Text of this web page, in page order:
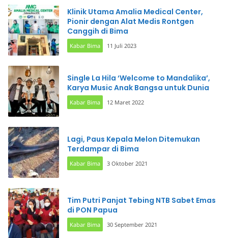
Klinik Utama Amalia Medical Center,
Pionir dengan Alat Medis Rontgen
Canggih di Bima
Kabar Bima 11 Juli 2023
Single La Hila ‘Welcome to Mandalika’,
Karya Music Anak Bangsa untuk Dunia
Kabar Bima 12 Maret 2022
Lagi, Paus Kepala Melon Ditemukan
Terdampar di Bima
Kabar Bima 3 Oktober 2021
Tim Putri Panjat Tebing NTB Sabet Emas
di PON Papua
Kabar Bima 30 September 2021